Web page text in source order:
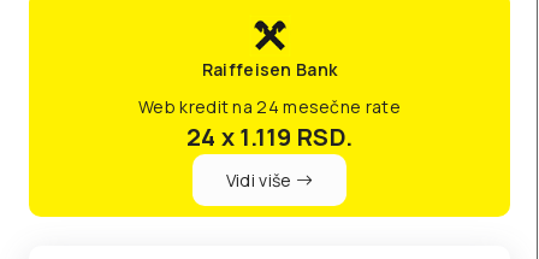
Raiffeisen Bank
Web kredit na 24 mesečne rate
24 x 1.119 RSD.
Vidi više